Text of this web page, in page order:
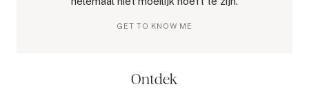
GET TO KNOW ME
Ontdek